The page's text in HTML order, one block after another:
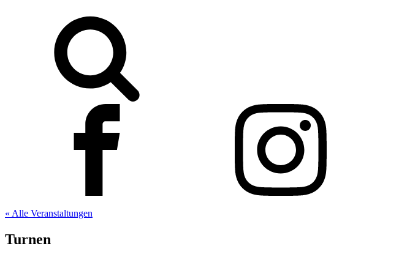
« Alle Veranstaltungen
Turnen